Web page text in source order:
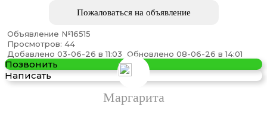
Продаю 1-комнатная квартиру, 36 кв м
Пожаловаться на объявление
Объявление №16515
Просмотров: 44
Добавлено 03-06-26 в 11:03 Обновлено 08-06-26 в 14:01
Позвонить
Написать
Маргарита